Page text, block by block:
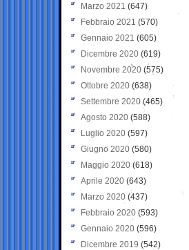
Marzo 2021 (647)
Febbraio 2021 (570)
Gennaio 2021 (605)
Dicembre 2020 (619)
Novembre 2020 (575)
Ottobre 2020 (638)
Settembre 2020(465)
Agosto 2020 (588)
Luglio 2020 (597)
Giugno 2020 (580)
Maggio 2020 (618)
Aprile 2020 (643)
Marzo 2020 (437)
Febbraio 2020 (593)
Gennaio 2020 (596)
Dicembre 2019 (542)